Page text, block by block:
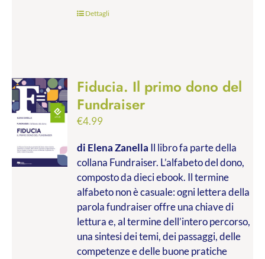
Dettagli
Fiducia. Il primo dono del
Fundraiser
€4.99
di Elena Zanella Il libro fa parte della
collana Fundraiser. L’alfabeto del dono,
composto da dieci ebook. Il termine
alfabeto non è casuale: ogni lettera della
parola fundraiser offre una chiave di
lettura e, al termine dell’intero percorso,
una sintesi dei temi, dei passaggi, delle
competenze e delle buone pratiche